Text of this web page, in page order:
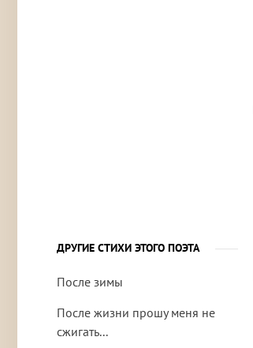
ДРУГИЕ СТИХИ ЭТОГО ПОЭТА
После зимы
После жизни прошу меня не
сжигать...